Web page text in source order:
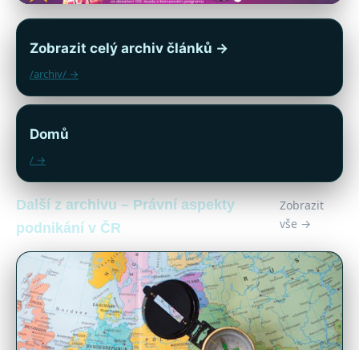
Zobrazit celý archiv článků →
/archiv/ →
Domů
/ →
Další z archivu – Právní aspekty
podnikání v ČR
Zobrazit
vše →